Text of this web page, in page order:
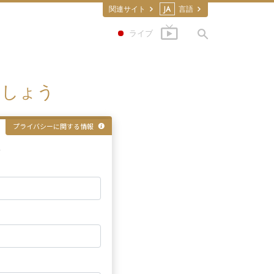
関連サイト JA 言語
ライブ
ょう
プライバシーに関する情報